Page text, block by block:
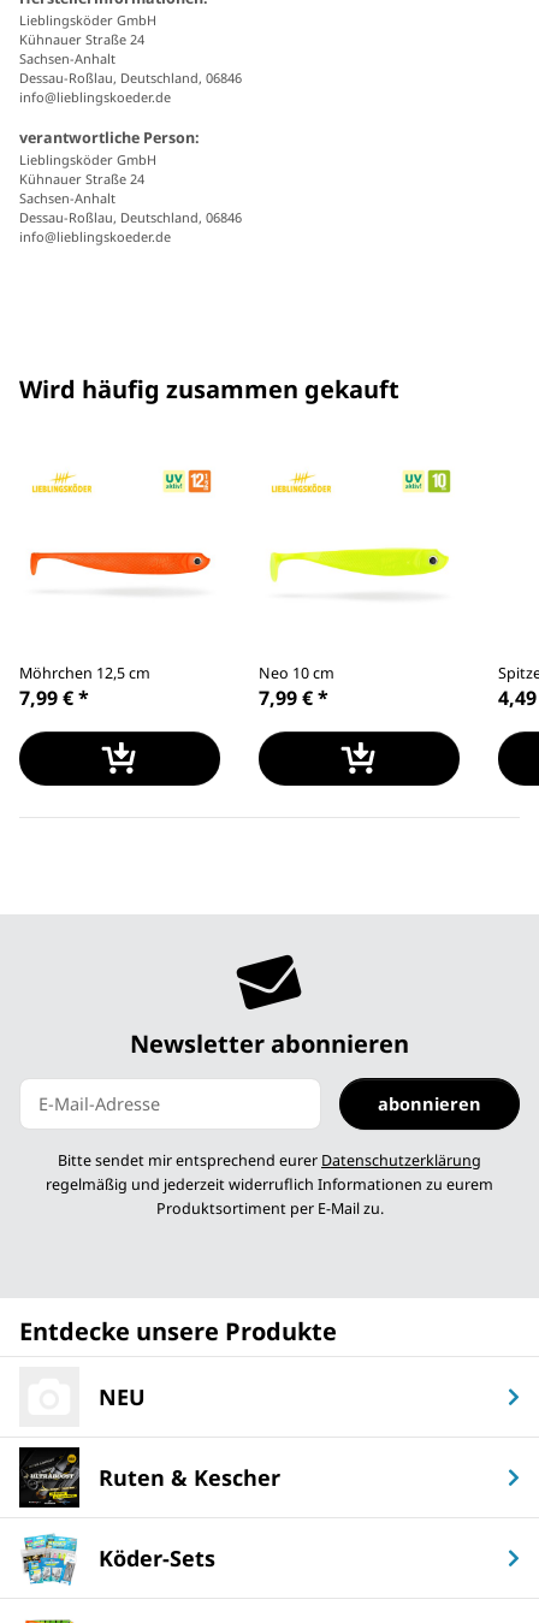
Lieblingsköder GmbH
Kühnauer Straße 24
Sachsen-Anhalt
Dessau-Roßlau, Deutschland, 06846
info@lieblingskoeder.de
verantwortliche Person:
Lieblingsköder GmbH
Kühnauer Straße 24
Sachsen-Anhalt
Dessau-Roßlau, Deutschland, 06846
info@lieblingskoeder.de
Wird häufig zusammen gekauft
Möhrchen 12,5 cm
7,99 €*
Neo 10 cm
7,99 €*
Newsletter abonnieren
abonnieren
Bitte sendet mir entsprechend eurer Datenschutzerklärung
regelmäßig und jederzeit widerruflich Informationen zu eurem
Produktsortiment per E-Mail zu.
Entdecke unsere Produkte
NEU
Ruten & Kescher
Köder-Sets